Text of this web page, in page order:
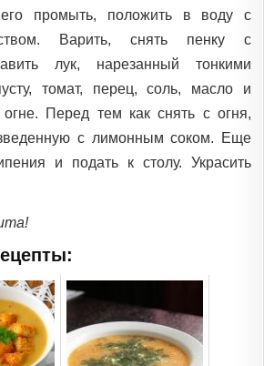
промыть, положить в воду с
Варить, снять пенку с
лук, нарезанный тонкими
томат, перец, соль, масло и
Перед тем как снять с огня,
с лимонным соком. Еще
и подать к столу. Украсить